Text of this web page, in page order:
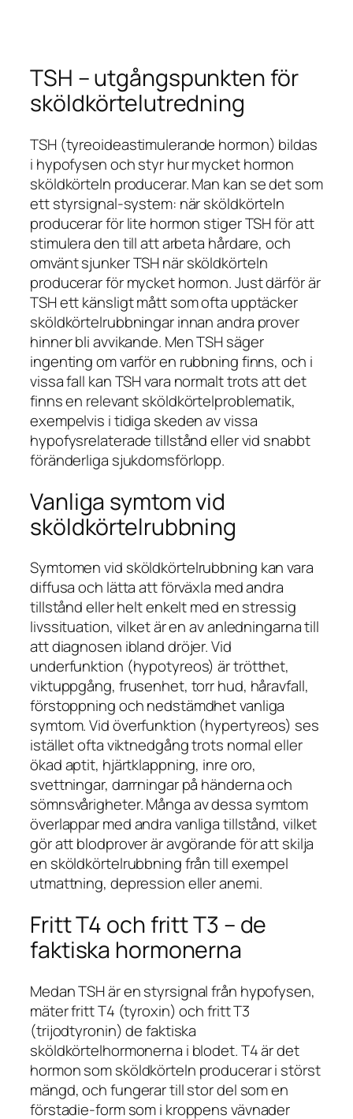
TSH – utgångspunkten för
sköldkörtelutredning
TSH (tyreoideastimulerande hormon) bildas
i hypofysen och styr hur mycket hormon
sköldkörteln producerar. Man kan se det som
ett styrsignal-system: när sköldkörteln
producerar för lite hormon stiger TSH för att
stimulera den till att arbeta hårdare, och
omvänt sjunker TSH när sköldkörteln
producerar för mycket hormon. Just därför är
TSH ett känsligt mått som ofta upptäcker
sköldkörtelrubbningar innan andra prover
hinner bli avvikande. Men TSH säger
ingenting om varför en rubbning finns, och i
vissa fall kan TSH vara normalt trots att det
finns en relevant sköldkörtelproblematik,
exempelvis i tidiga skeden av vissa
hypofysrelaterade tillstånd eller vid snabbt
föränderliga sjukdomsförlopp.
Vanliga symtom vid
sköldkörtelrubbning
Symtomen vid sköldkörtelrubbning kan vara
diffusa och lätta att förväxla med andra
tillstånd eller helt enkelt med en stressig
livssituation, vilket är en av anledningarna till
att diagnosen ibland dröjer. Vid
underfunktion (hypotyreos) är trötthet,
viktuppgång, frusenhet, torr hud, håravfall,
förstoppning och nedstämdhet vanliga
symtom. Vid överfunktion (hypertyreos) ses
istället ofta viktnedgång trots normal eller
ökad aptit, hjärtklappning, inre oro,
svettningar, darrningar på händerna och
sömnsvårigheter. Många av dessa symtom
överlappar med andra vanliga tillstånd, vilket
gör att blodprover är avgörande för att skilja
en sköldkörtelrubbning från till exempel
utmattning, depression eller anemi.
Fritt T4 och fritt T3 – de
faktiska hormonerna
Medan TSH är en styrsignal från hypofysen,
mäter fritt T4 (tyroxin) och fritt T3
(trijodtyronin) de faktiska
sköldkörtelhormonerna i blodet. T4 är det
hormon som sköldkörteln producerar i störst
mängd, och fungerar till stor del som en
förstadie-form som i kroppens vävnader